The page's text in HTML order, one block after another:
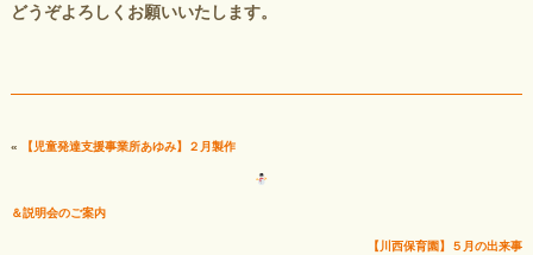
どうぞよろしくお願いいたします。
« 【児童発達支援事業所あゆみ】２月製作
＆説明会のご案内
【川西保育園】５月の出来事